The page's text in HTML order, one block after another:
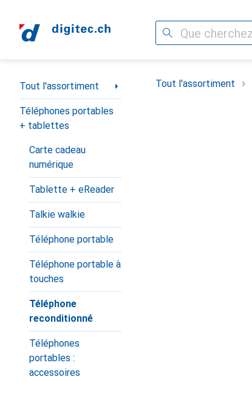
Recherche
Navigation par catégorie
Tout l'assortiment
Téléphones portables
+ tablettes
Carte cadeau
numérique
Tablette + eReader
Talkie walkie
Téléphone portable
Téléphone portable à
touches
Téléphone
reconditionné
Téléphones
portables :
accessoires
Tout l'assortiment